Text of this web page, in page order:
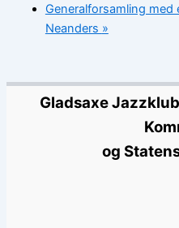
Generalforsamling
Neanders »
Gladsaxe
og